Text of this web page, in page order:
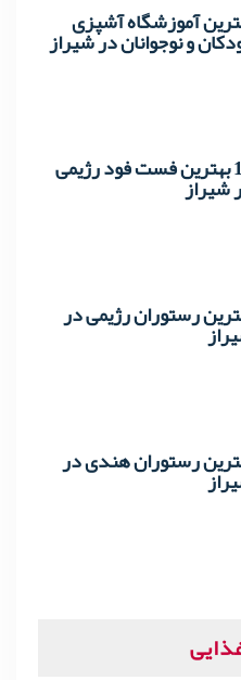
آموزشگاه آشپزی
و نوجوانان در شیراز
10 بهترین فست فود رژیمی
شیراز
رستوران رژیمی در
رستوران هندی در